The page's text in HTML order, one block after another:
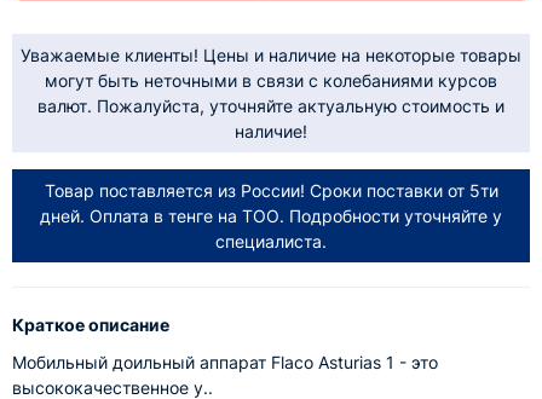
Уважаемые клиенты! Цены и наличие на некоторые товары
могут быть неточными в связи с колебаниями курсов
валют. Пожалуйста, уточняйте актуальную стоимость и
наличие!
Товар поставляется из России! Сроки поставки от 5ти
дней. Оплата в тенге на ТОО. Подробности уточняйте у
специалиста.
Краткое описание
Мобильный доильный аппарат Flaco Asturias 1 - это
высококачественное у..